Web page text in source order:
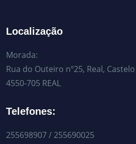
Localização
Morada:
Rua do Outeiro nº25, Real,
4550-705 REAL
Telefones:
255698907 / 255690025